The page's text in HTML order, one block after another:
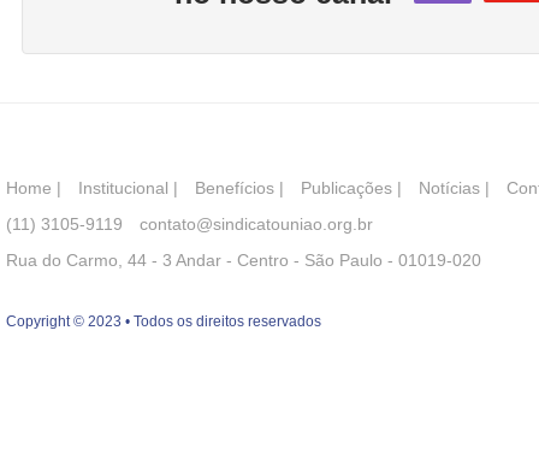
Home | Institucional | Benefícios | Publicações | Notícias |
(11) 3105-9119
contato@sindicatouniao.org.br
Rua do Carmo, 44 - 3 Andar - Centro - São Paulo - 01019-020
Copyright © 2023 • Todos os direitos reservados